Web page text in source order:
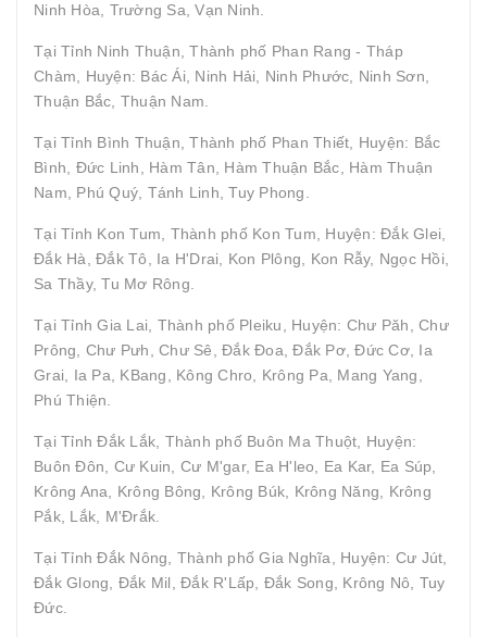
Ninh Hòa, Trường Sa, Vạn Ninh.
Tại Tỉnh Ninh Thuận, Thành phố Phan Rang - Tháp
Chàm, Huyện: Bác Ái, Ninh Hải, Ninh Phước, Ninh Sơn,
Thuận Bắc, Thuận Nam.
Tại Tỉnh Bình Thuận, Thành phố Phan Thiết, Huyện: Bắc
Bình, Đức Linh, Hàm Tân, Hàm Thuận Bắc, Hàm Thuận
Nam, Phú Quý, Tánh Linh, Tuy Phong.
Tại Tỉnh Kon Tum, Thành phố Kon Tum, Huyện: Đắk Glei,
Đắk Hà, Đắk Tô, Ia H'Drai, Kon Plông, Kon Rẫy, Ngọc Hồi,
Sa Thầy, Tu Mơ Rông.
Tại Tỉnh Gia Lai, Thành phố Pleiku, Huyện: Chư Păh, Chư
Prông, Chư Pưh, Chư Sê, Đắk Đoa, Đắk Pơ, Đức Cơ, Ia
Grai, Ia Pa, KBang, Kông Chro, Krông Pa, Mang Yang,
Phú Thiện.
Tại Tỉnh Đắk Lắk, Thành phố Buôn Ma Thuột, Huyện:
Buôn Đôn, Cư Kuin, Cư M'gar, Ea H'leo, Ea Kar, Ea Súp,
Krông Ana, Krông Bông, Krông Búk, Krông Năng, Krông
Pắk, Lắk, M'Đrắk.
Tại Tỉnh Đắk Nông, Thành phố Gia Nghĩa, Huyện: Cư Jút,
Đắk Glong, Đắk Mil, Đắk R'Lấp, Đắk Song, Krông Nô, Tuy
Đức.